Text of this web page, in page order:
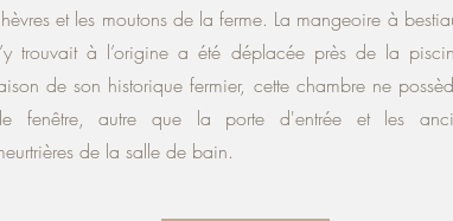
et les moutons de la ferme. La mangeoire à
trouvait à l’origine a été déplacée près de la
de son historique fermier, cette chambre ne
fenêtre, autre que la porte d'entrée et les
de la salle de bain.